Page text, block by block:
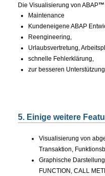
Die Visualisierung von ABAP™
Maintenance
Kundeneigene ABAP
Reengineering,
Urlaubsvertretung,
schnelle Fehlerklärung,
zur besseren
5. Einige weitere
Visualisierung von
Transaktion,
Graphische
FUNCTION, CALL